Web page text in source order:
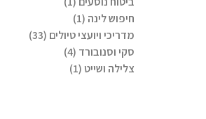
חיפוש לינה (1)
מדריכי ויועצי טיולים (33)
סקי וסנובורד (4)
צלילה ושייט (1)